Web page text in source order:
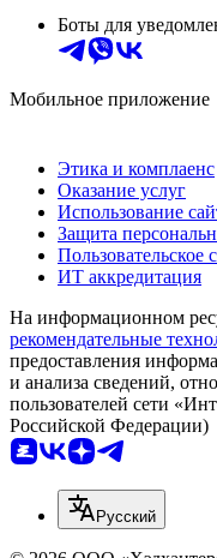
Боты для
Мобильное приложение
Этика и комплаенс
Оказание услуг
Использование
Защита
Пользовательское
ИТ аккредитация
На информационном
рекомендательные
предоставления
и анализа сведений,
пользователей сети
Российской Федерации)
Русский